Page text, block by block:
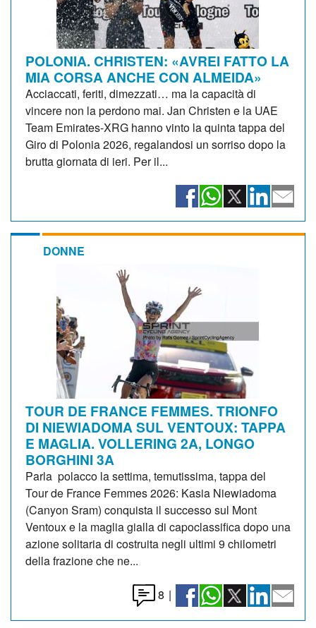
POLONIA. CHRISTEN: «AVREI FATTO LA
MIA CORSA ANCHE CON ALMEIDA»
Acciaccati, feriti, dimezzati… ma la capacità di
vincere non la perdono mai. Jan Christen e la UAE
Team Emirates-XRG hanno vinto la quinta tappa del
Giro di Polonia 2026, regalandosi un sorriso dopo la
brutta giornata di ieri. Per il...
DONNE
TOUR DE FRANCE FEMMES. TRIONFO
DI NIEWIADOMA SUL VENTOUX: TAPPA
E MAGLIA. VOLLERING 2A, LONGO
BORGHINI 3A
Parla polacco la settima, temutissima, tappa del
Tour de France Femmes 2026: Kasia Niewiadoma
(Canyon Sram) conquista il successo sul Mont
Ventoux e la maglia gialla di capoclassifica dopo una
azione solitaria di costruita negli ultimi 9 chilometri
della frazione che ne...
8 |